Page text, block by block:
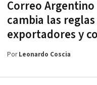
Correo
cambia las
exportadores y
PorLeonardo Coscia